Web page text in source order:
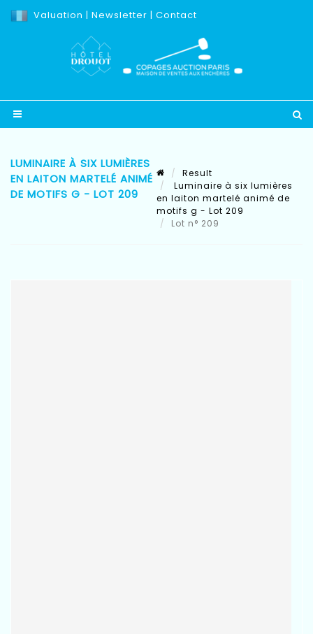
Valuation | Newsletter | Contact
LUMINAIRE À SIX LUMIÈRES
EN LAITON MARTELÉ ANIMÉ
DE MOTIFS G - LOT 209
Result
Luminaire à six lumières
en laiton martelé animé de
motifs g - Lot 209
Lot n° 209